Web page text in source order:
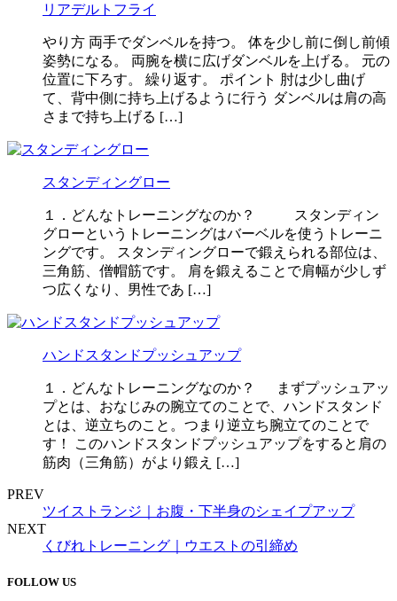
リアデルトフライ
やり方 両手でダンベルを持つ。 体を少し前に倒し前傾
姿勢になる。 両腕を横に広げダンベルを上げる。 元の
位置に下ろす。 繰り返す。 ポイント 肘は少し曲げ
て、背中側に持ち上げるように行う ダンベルは肩の高
さまで持ち上げる […]
スタンディングロー
１．どんなトレーニングなのか？ スタンディン
グローというトレーニングはバーベルを使うトレーニ
ングです。 スタンディングローで鍛えられる部位は、
三角筋、僧帽筋です。 肩を鍛えることで肩幅が少しず
つ広くなり、男性であ […]
ハンドスタンドプッシュアップ
１．どんなトレーニングなのか？ まずプッシュアッ
プとは、おなじみの腕立てのことで、ハンドスタンド
とは、逆立ちのこと。つまり逆立ち腕立てのことで
す！ このハンドスタンドプッシュアップをすると肩の
筋肉（三角筋）がより鍛え […]
PREV
ツイストランジ｜お腹・下半身のシェイプアップ
NEXT
くびれトレーニング｜ウエストの引締め
FOLLOW US